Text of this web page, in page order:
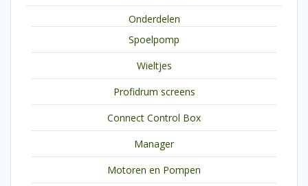
Onderdelen
Spoelpomp
Wieltjes
Profidrum screens
Connect Control Box
Manager
Motoren en Pompen